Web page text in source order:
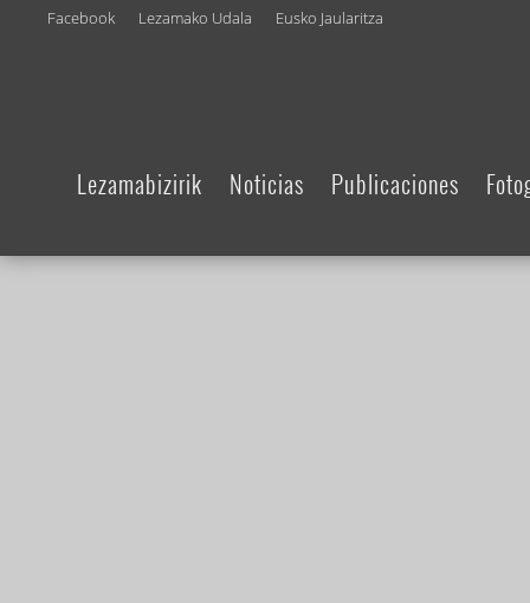
Facebook Lezamako Udala Eusko Jaularitza
Lezamabizirik Noticias Publicaciones